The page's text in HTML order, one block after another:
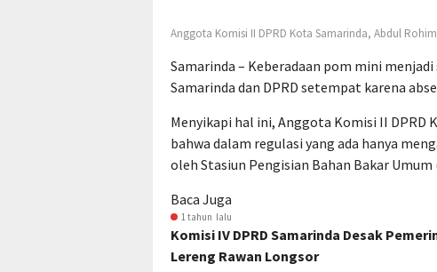
Anggota Komisi II DPRD Kota Samarinda, Abdul Rohim
Samarinda – Keberadaan pom mini
Samarinda dan DPRD setempat karena
Menyikapi hal ini, Anggota Komisi II DPRD
bahwa dalam regulasi yang ada hanya
oleh Stasiun Pengisian Bahan Bakar Umum
Baca Juga
1 tahun lalu
Komisi IV DPRD Samarinda Desak
Lereng Rawan Longsor